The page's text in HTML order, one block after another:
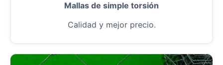
Mallas de simple torsión
Calidad y mejor precio.